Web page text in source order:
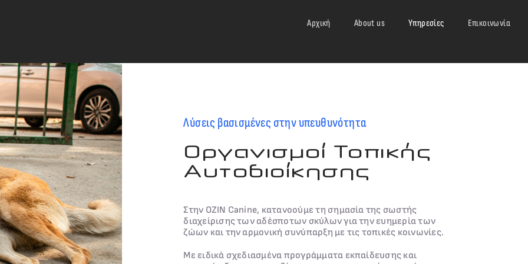
Αρχική About us Υπηρεσίες Επικοινωνία
Λύσεις βασισμένες στην υπευθυνότητα
Οργανισμοί Τοπικής
Αυτοδιοίκησης
Στην OZIN Canine, κατανοούμε τη σημασία της σωστής
διαχείρισης των αδέσποτων σκύλων για την ευημερία των
ζώων και την αρμονική συνύπαρξη με τις τοπικές κοινωνίες.
Με ειδικά σχεδιασμένα προγράμματα εκπαίδευσης και